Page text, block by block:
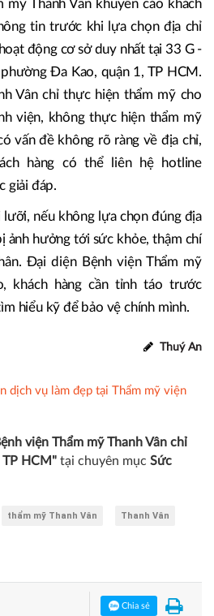
mỹ Thanh Vân khuyến cáo khách
tin trước khi lựa chọn địa chỉ
động cơ sở duy nhất tại 33 G -
Đa Kao, quận 1, TP HCM.
Vân chỉ thực hiện thẩm mỹ cho
viện, không thực hiện thẩm mỹ
vấn đề không rõ ràng về địa chỉ,
hàng có thể liên hệ hotline
giải đáp.
lưỡi, nếu không lựa chọn đúng địa
ảnh hưởng tới sức khỏe, thậm chí
Đại diện Bệnh viện Thẩm mỹ
khách hàng cần tỉnh táo trước
hiểu kỹ để bảo vệ chính mình.
Thuý An
dịch vụ làm đẹp tại Thẩm mỹ viện
viện Thẩm mỹ Thanh Vân chỉ
HCM" tại chuyên mục Sức
thẩm mỹ Thanh Vân Thanh Vân
Chia sẻ